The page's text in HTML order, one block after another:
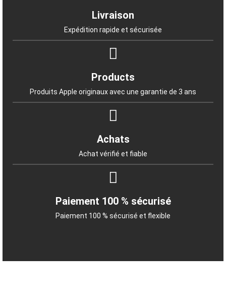
Livraison
Expédition rapide et sécurisée
Products
Produits Apple originaux avec une garantie de 3 ans
Achats
Achat vérifié et fiable
Paiement 100 % sécurisé
Paiement 100 % sécurisé et flexible